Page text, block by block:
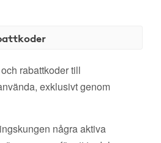
rabattkoder till
exklusivt genom
några aktiva